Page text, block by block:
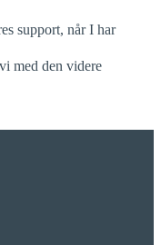
support, når I har
med den videre